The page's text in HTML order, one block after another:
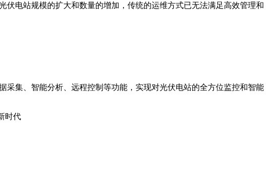
电站规模的扩大和数量的增加，传统的运维方式已无法满足高效管理和
集、智能分析、远程控制等功能，实现对光伏电站的全方位监控和智能